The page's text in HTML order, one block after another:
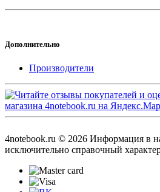
Дополнительно
Производители
4notebook.ru © 2026 Информация в
исключительно справочный